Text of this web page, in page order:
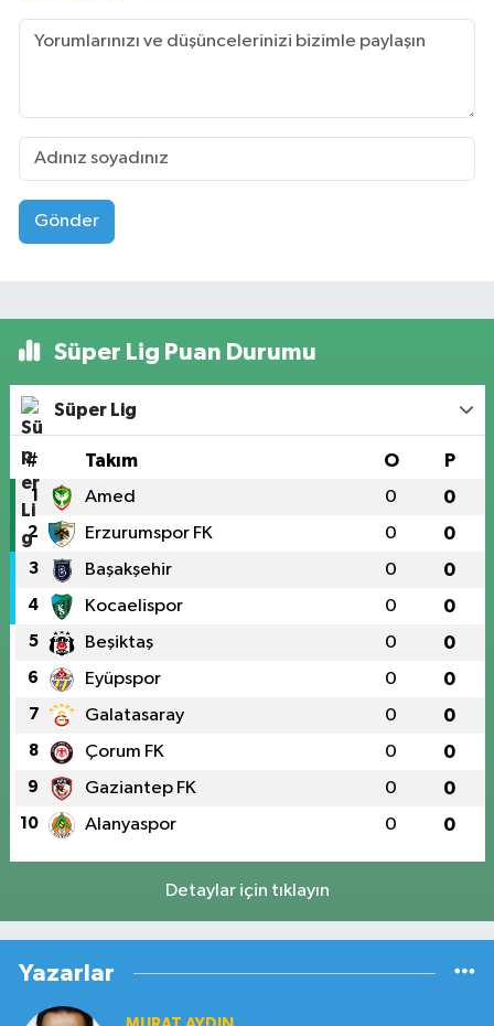
Gönder
Süper Lig Puan Durumu
Süper Lig
# Takım O P
1 Amed 0 0
2 Erzurumspor FK 0 0
3 Başakşehir 0 0
4 Kocaelispor 0 0
5 Beşiktaş 0 0
6 Eyüpspor 0 0
7 Galatasaray 0 0
8 Çorum FK 0 0
9 Gaziantep FK 0 0
10 Alanyaspor 0 0
Detaylar için tıklayın
Yazarlar